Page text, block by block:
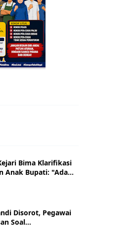
Bima Klarifikasi
Anak Bupati: "Ada
Kasus
Disorot, Pegawai
Soal
Penghulu pada